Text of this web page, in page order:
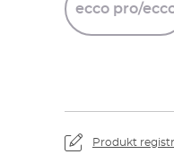
ecco pro/
Produkt